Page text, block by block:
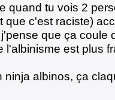
quand tu vois 2
que c'est raciste)
que ça coule
l'albinisme est plus
ninja albinos, ça